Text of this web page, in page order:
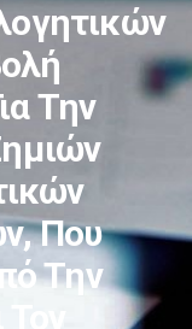
Την
Που
Την